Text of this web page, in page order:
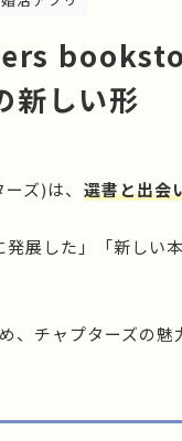
新しい形
ズ)は、 選書と出会
展した」「新しい
、チャプターズの魅